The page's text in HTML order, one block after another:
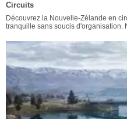
Circuits
Découvrez la Nouvelle-Zélande en
tranquille sans soucis d'organisation.